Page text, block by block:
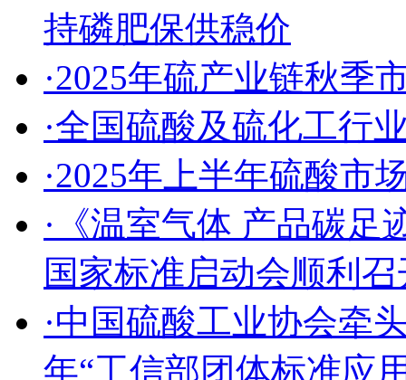
持磷肥保供稳价
·2025年硫产业链秋季
·全国硫酸及硫化工行
·2025年上半年硫酸市
·《温室气体 产品碳足
国家标准启动会顺利召
·中国硫酸工业协会牵
年“工信部团体标准应